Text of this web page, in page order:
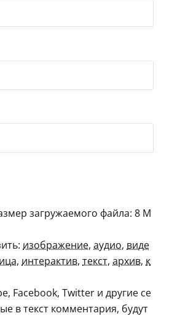
загружаемого файла: 8 М
изображение, аудио, виде
, интерактив, текст, архив, к
Facebook, Twitter и другие се
в текст комментария, будут